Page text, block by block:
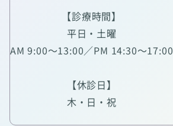
【診療時間】
平日・土曜
AM 9:00～13:00／PM 14:30～17:00
【休診日】
木・日・祝